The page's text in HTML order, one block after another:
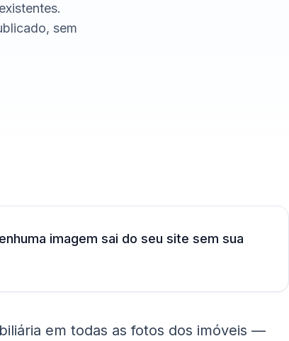
sem
imagem sai do seu site sem sua
em todas as fotos dos imóveis —